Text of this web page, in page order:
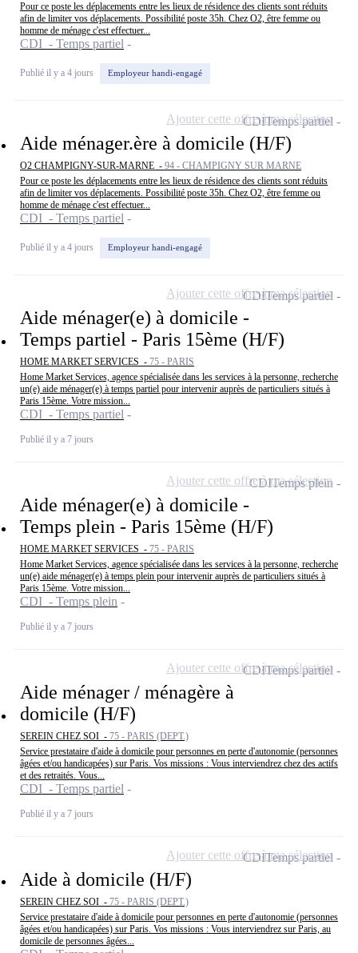
Pour ce poste les déplacements entre les lieux de résidence des clients sont réduits
afin de limiter vos déplacements. Possibilité poste 35h. Chez O2, être femme ou
homme de ménage c'est effectuer...
CDI - Temps partiel
Publié il y a 4 jours Employeur handi-engagé
Aide ménager.ère à domicile (H/F)
O2 CHAMPIGNY-SUR-MARNE - 94 - CHAMPIGNY SUR MARNE
Pour ce poste les déplacements entre les lieux de résidence des clients sont réduits
afin de limiter vos déplacements. Possibilité poste 35h. Chez O2, être femme ou
homme de ménage c'est effectuer...
CDI - Temps partiel
Publié il y a 4 jours Employeur handi-engagé
CDITemps partiel
Ajouter cette offre à ma sélection
Aide ménager(e) à domicile -
Temps partiel - Paris 15ème (H/F)
HOME MARKET SERVICES - 75 - PARIS
Home Market Services, agence spécialisée dans les services à la personne, recherche
un(e) aide ménager(e) à temps partiel pour intervenir auprès de particuliers situés à
Paris 15ème. Votre mission...
CDI - Temps partiel
Publié il y a 7 jours
CDITemps partiel
Ajouter cette offre à ma sélection
Aide ménager(e) à domicile -
Temps plein - Paris 15ème (H/F)
HOME MARKET SERVICES - 75 - PARIS
Home Market Services, agence spécialisée dans les services à la personne, recherche
un(e) aide ménager(e) à temps plein pour intervenir auprès de particuliers situés à
Paris 15ème. Votre mission...
CDI - Temps plein
Publié il y a 7 jours
CDITemps plein
Ajouter cette offre à ma sélection
Aide ménager / ménagère à
domicile (H/F)
SEREIN CHEZ SOI - 75 - PARIS (DEPT.)
Service prestataire d'aide à domicile pour personnes en perte d'autonomie (personnes
âgées et/ou handicapées) sur Paris. Vos missions : Vous interviendrez chez des actifs
et des retraités. Vous...
CDI - Temps partiel
Publié il y a 7 jours
CDITemps partiel
Ajouter cette offre à ma sélection
Aide à domicile (H/F)
SEREIN CHEZ SOI - 75 - PARIS (DEPT.)
Service prestataire d'aide à domicile pour personnes en perte d'autonomie (personnes
âgées et/ou handicapées) sur Paris. Vos missions : Vous interviendrez sur Paris, au
domicile de personnes âgées...
CDITemps partiel
Ajouter cette offre à ma sélection